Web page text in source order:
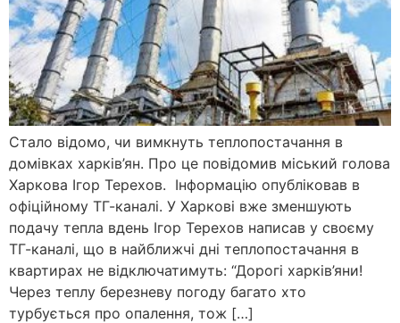
Стало відомо, чи вимкнуть теплопостачання в
домівках харків’ян. Про це повідомив міський голова
Харкова Ігор Терехов. Інформацію опубліковав в
офіційному ТГ-каналі. У Харкові вже зменшують
подачу тепла вдень Ігор Терехов написав у своєму
ТГ-каналі, що в найближчі дні теплопостачання в
квартирах не відключатимуть: “Дорогі харків’яни!
Через теплу березневу погоду багато хто
турбується про опалення, тож […]